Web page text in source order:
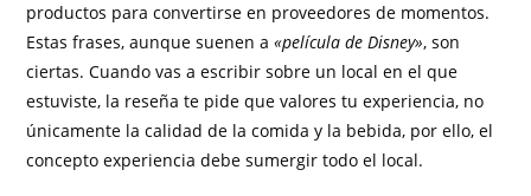
productos para convertirse en proveedores de momentos.
Estas frases, aunque suenen a«película de Disney», son
ciertas. Cuando vas a escribir sobre un local en el que
estuviste, la reseña te pide que valores tu experiencia, no
únicamente la calidad de la comida y la bebida, por ello, el
concepto experiencia debe sumergir todo el local.